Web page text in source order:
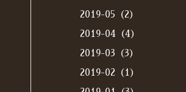
2019-05（2）
2019-04（4）
2019-03（3）
2019-02（1）